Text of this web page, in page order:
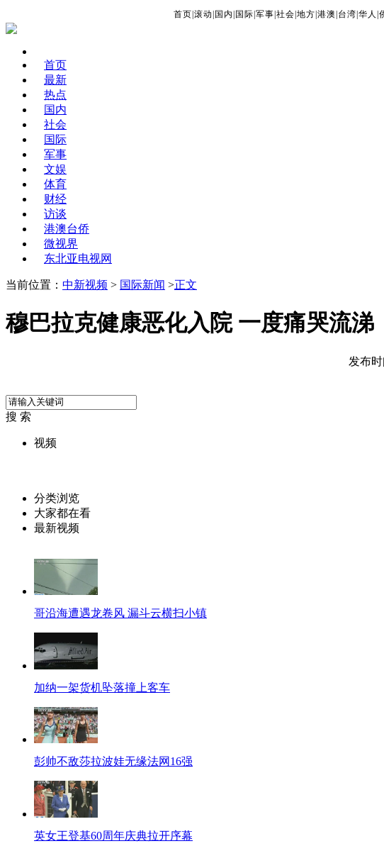
首页 滚动 国内 国际 军事 社会 地方 港澳 台湾 华人
首页
最新
热点
国内
社会
国际
军事
文娱
体育
财经
访谈
港澳台侨
微视界
东北亚电视网
当前位置： 中新视频 > 国际新闻 >正文
穆巴拉克健康恶化入院 一度痛哭流涕
发布
搜 索
视频
分类浏览
大家都在看
最新视频
哥沿海遭遇龙卷风 漏斗云横扫小镇
加纳一架货机坠落撞上客车
彭帅不敌莎拉波娃无缘法网16强
英女王登基60周年庆典拉开序幕